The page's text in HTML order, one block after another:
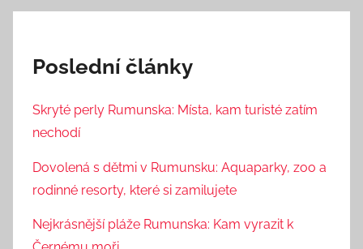
Poslední články
Skryté perly Rumunska: Místa, kam turisté zatím
nechodí
Dovolená s dětmi v Rumunsku: Aquaparky, zoo a
rodinné resorty, které si zamilujete
Nejkrásnější pláže Rumunska: Kam vyrazit k